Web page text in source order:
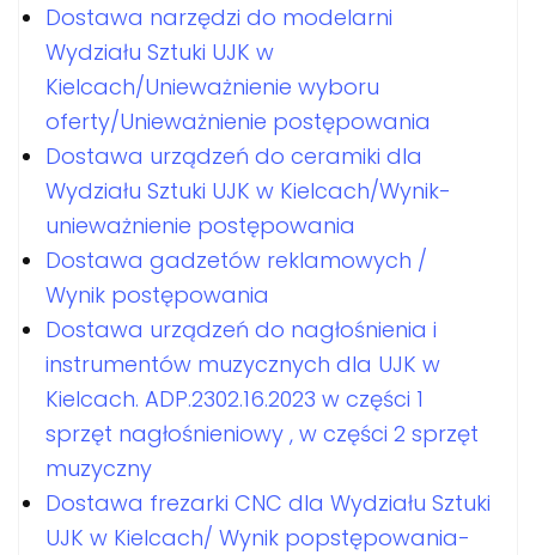
Dostawa narzędzi do modelarni
Wydziału Sztuki UJK w
Kielcach/Unieważnienie wyboru
oferty/Unieważnienie postępowania
Dostawa urządzeń do ceramiki dla
Wydziału Sztuki UJK w Kielcach/Wynik-
unieważnienie postępowania
Dostawa gadzetów reklamowych /
Wynik postępowania
Dostawa urządzeń do nagłośnienia i
instrumentów muzycznych dla UJK w
Kielcach. ADP.2302.16.2023 w części 1
sprzęt nagłośnieniowy , w części 2 sprzęt
muzyczny
Dostawa frezarki CNC dla Wydziału Sztuki
UJK w Kielcach/ Wynik popstępowania-